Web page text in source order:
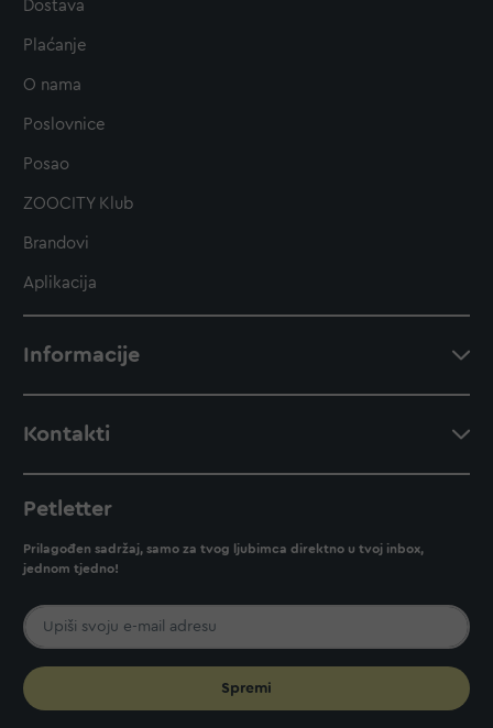
Dostava
Plaćanje
O nama
Poslovnice
Posao
ZOOCITY Klub
Brandovi
Aplikacija
Informacije
Kontakti
Petletter
Prilagođen sadržaj, samo za tvog ljubimca direktno u tvoj inbox,
jednom tjedno!
Spremi